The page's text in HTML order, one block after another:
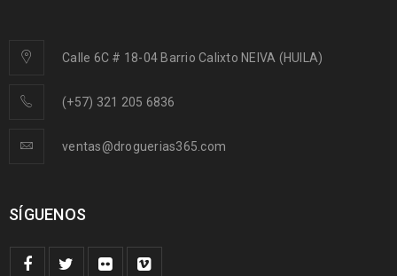
Calle 6C # 18-04 Barrio Calixto NEIVA (HUILA)
(+57) 321 205 6836
ventas@droguerias365.com
SÍGUENOS